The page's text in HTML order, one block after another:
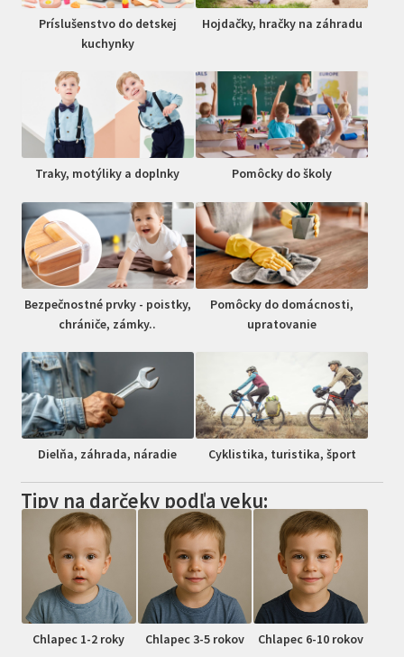
Príslušenstvo do detskej
kuchynky
Hojdačky, hračky na záhradu
Traky, motýliky a doplnky Pomôcky do školy
Bezpečnostné prvky - poistky,
chrániče, zámky..
Pomôcky do domácnosti,
upratovanie
Dielňa, záhrada, náradie Cyklistika, turistika, šport
Tipy na darčeky podľa veku:
Chlapec 1-2 roky Chlapec 3-5 rokov Chlapec 6-10 rokov